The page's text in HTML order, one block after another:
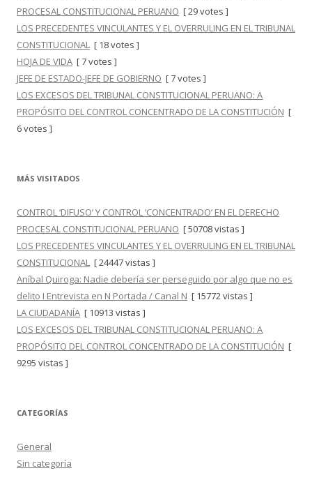
PROCESAL CONSTITUCIONAL PERUANO [ 29 votes ]
LOS PRECEDENTES VINCULANTES Y EL OVERRULING EN EL TRIBUNAL
CONSTITUCIONAL [ 18 votes ]
HOJA DE VIDA [ 7 votes ]
JEFE DE ESTADO-JEFE DE GOBIERNO [ 7 votes ]
LOS EXCESOS DEL TRIBUNAL CONSTITUCIONAL PERUANO: A
PROPÓSITO DEL CONTROL CONCENTRADO DE LA CONSTITUCIÓN [
6 votes ]
MÁS VISITADOS
CONTROL ‘DIFUSO’ Y CONTROL ‘CONCENTRADO’ EN EL DERECHO
PROCESAL CONSTITUCIONAL PERUANO [ 50708 vistas ]
LOS PRECEDENTES VINCULANTES Y EL OVERRULING EN EL TRIBUNAL
CONSTITUCIONAL [ 24447 vistas ]
Aníbal Quiroga: Nadie debería ser perseguido por algo que no es
delito I Entrevista en N Portada / Canal N [ 15772 vistas ]
LA CIUDADANÍA [ 10913 vistas ]
LOS EXCESOS DEL TRIBUNAL CONSTITUCIONAL PERUANO: A
PROPÓSITO DEL CONTROL CONCENTRADO DE LA CONSTITUCIÓN [
9295 vistas ]
CATEGORÍAS
General
Sin categoría